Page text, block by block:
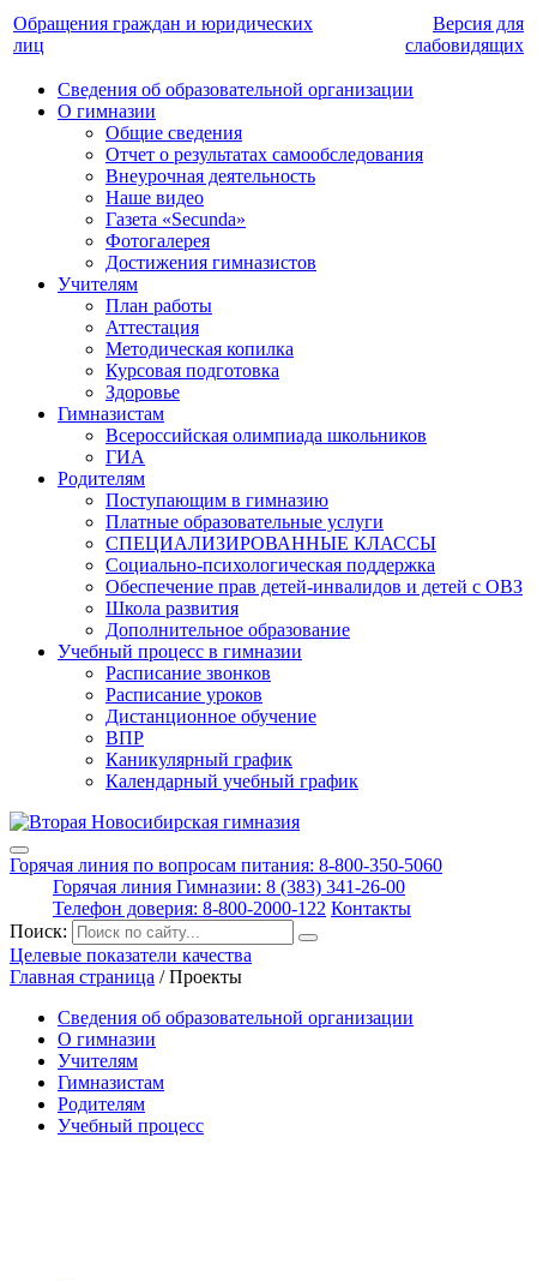
Обращения граждан и юридических
лиц
Версия для
слабовидящих
Сведения об образовательной организации
О гимназии
Общие сведения
Отчет о результатах самообследования
Внеурочная деятельность
Наше видео
Газета «Secunda»
Фотогалерея
Достижения гимназистов
Учителям
План работы
Аттестация
Методическая копилка
Курсовая подготовка
Здоровье
Гимназистам
Всероссийская олимпиада школьников
ГИА
Родителям
Поступающим в гимназию
Платные образовательные услуги
СПЕЦИАЛИЗИРОВАННЫЕ КЛАССЫ
Социально-психологическая поддержка
Обеспечение прав детей-инвалидов и детей с ОВЗ
Школа развития
Дополнительное образование
Учебный процесс в гимназии
Расписание звонков
Расписание уроков
Дистанционное обучение
ВПР
Каникулярный график
Календарный учебный график
Горячая линия по вопросам питания: 8-800-350-5060
Горячая линия Гимназии: 8 (383) 341-26-00
Телефон доверия: 8-800-2000-122 Контакты
Поиск:
Целевые показатели качества
Главная страница /Проекты
Сведения об образовательной организации
О гимназии
Учителям
Гимназистам
Родителям
Учебный процесс